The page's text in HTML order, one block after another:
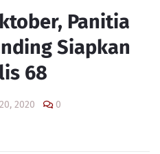
Panitia
Siapkan
68
2020 0